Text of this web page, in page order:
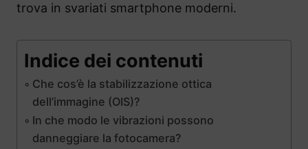
trova in svariati smartphone moderni.
Indice dei contenuti
Che cos’è la stabilizzazione ottica
dell’immagine (OIS)?
In che modo le vibrazioni possono
danneggiare la fotocamera?